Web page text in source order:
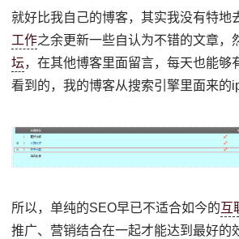
就好比我自己的博客，其实我没有特地
工作之余更新一些自认为不错的文章，
坛，在其他博客里面留言，每天也能够
看到的，我的博客从搜索引擎里面来的
所以，单纯的SEO早已不适合如今的互
推广、营销结合在一起才能达到最好的